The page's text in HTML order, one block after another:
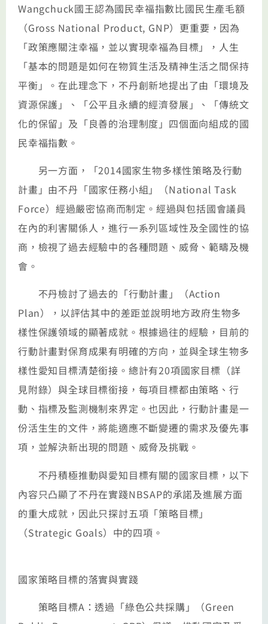
Wangchuck國王認為國民幸福指數比國民生產毛額
（Gross National Product, GNP）更重要，因為
「政策應關注幸福，並以實現幸福為目標」，人生
「基本的問題是如何在物質生活及精神生活之間保持
平衡」。在此理念下，不丹創新地提出了由「環境及
資源保護」、「公平且永續的經濟發展」、「傳統文
化的保留」及「良善的治理制度」四個面向組成的國
民幸福指數。
另一方面，「2014國家生物多樣性策略及行動
計畫」由不丹「國家任務小組」（National Task
Force）經過嚴密協商而制定。經過與包括國會議員
在內的利害關係人，進行一系列區域性及全國性的協
商，檢視了過去經驗中的各種問題、威脅、範疇及機
會。
不丹檢討了過去的「行動計畫」（Action
Plan），以評估其中的差距並說明地方政府生物多
樣性保護領域的顯著成就。根據過往的經驗，目前的
行動計畫對保育成果有明確的方向，並與全球生物多
樣性愛知目標清楚銜接。總計有20項國家目標（詳
見附錄）與全球目標銜接，每項目標都由策略、行
動、指標及監測機制來界定。也因此，行動計畫是一
份活生生的文件，將能適應不斷變遷的需求及優先事
項，並解決新出現的問題、威脅及挑戰。
不丹積極推動與愛知目標有關的國家目標，以下
內容只凸顯了不丹在實踐NBSAP的承諾及進展方面
的重大成就，因此只探討五項「策略目標」
（Strategic Goals）中的四項。
國家策略目標的落實與實踐
策略目標A：透過「綠色公共採購」（Green